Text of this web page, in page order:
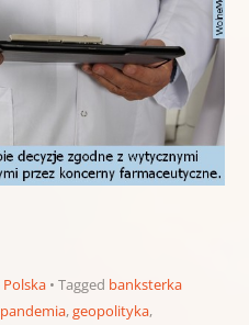
Polska Tagged banksterka
,geopolityka,